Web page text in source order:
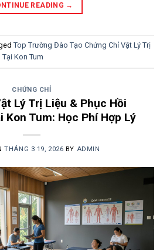
READING →
Top Trường Đào Tạo Chứng Chỉ Vật Lý Trị
Kon Tum
CHỨNG CHỈ
Lý Trị Liệu & Phục Hồi
Kon Tum: Học Phí Hợp Lý
THÁNG 3 19, 2026 BY ADMIN